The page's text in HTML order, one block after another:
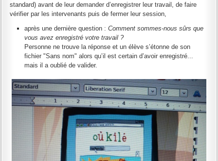
standard) avant de leur demander d’enregistrer leur travail, de faire
vérifier par les intervenants puis de fermer leur session,
après une dernière question :Comment sommes-nous sûrs que
vous avez enregistré votre travail ?
Personne ne trouve la réponse et un élève s’étonne de son
fichier "Sans nom" alors qu’il est certain d’avoir enregistré...
mais il a oublié de valider.